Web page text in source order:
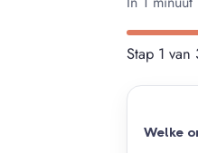
Stap 1 van
Welke